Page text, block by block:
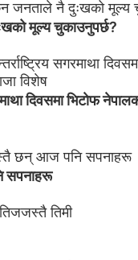
मूल्य चुकाउनुपर्छ?
दिवसमा भिटाेफ
सपनाहरू